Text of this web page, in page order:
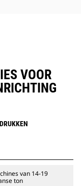
VOOR
van 14-19
ton